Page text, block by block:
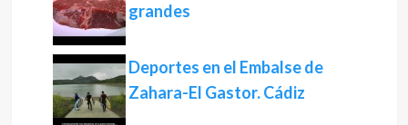
grandes
Deportes en el Embalse de
Zahara-El Gastor. Cádiz